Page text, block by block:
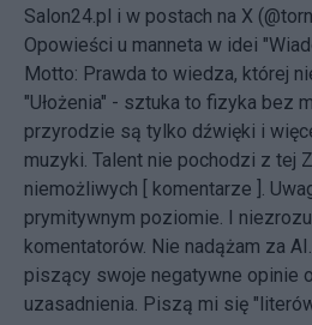
Salon24.pl i w postach na X
Opowieści u manneta w idei
Motto: Prawda to wiedza, której
"Ułożenia" - sztuka to fizyka bez
przyrodzie są tylko dźwięki i
muzyki. Talent nie pochodzi z tej
niemożliwych [ komentarze ].
prymitywnym poziomie. I
komentatorów. Nie nadążam za
piszący swoje negatywne opinie
uzasadnienia. Piszą mi się